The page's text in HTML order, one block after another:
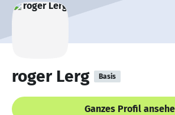
roger Lerg Basis
Ganzes Profil